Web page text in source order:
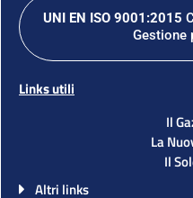
UNI EN ISO 9001:2015
Gestione
Links utili
Il
La
Il
Altri links